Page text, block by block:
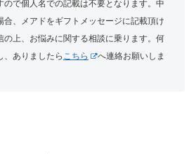
ので個人名での記載は不要となります。中
合、メアドをギフトメッセージに記載頂け
の上、お悩みに関する相談に乗ります。何
、ありましたら こちら
へ連絡お願いしま